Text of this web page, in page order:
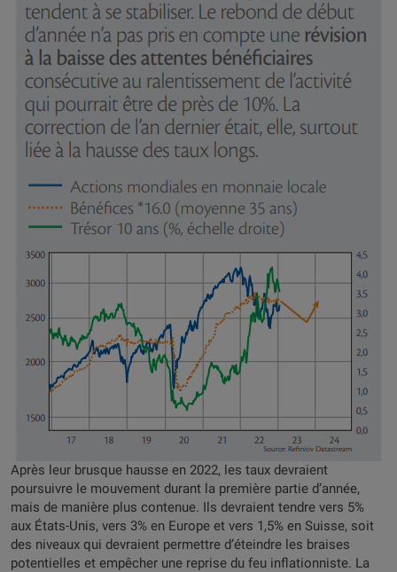
Après leur brusque hausse en 2022, les taux devraient
poursuivre le mouvement durant la première partie d’année,
mais de manière plus contenue. Ils devraient tendre vers 5%
aux États-Unis, vers 3% en Europe et vers 1,5% en Suisse, soit
des niveaux qui devraient permettre d’éteindre les braises
potentielles et empêcher une reprise du feu inflationniste. La